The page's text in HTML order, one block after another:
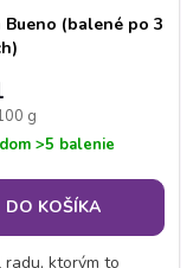
Bueno (balené po 3
g
>5 balenie
DO KOŠÍKA
radu, ktorým to